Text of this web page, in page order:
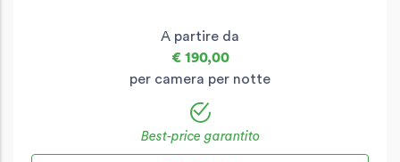
A partire da
€ 190,00
per camera per notte
Best-price garantito